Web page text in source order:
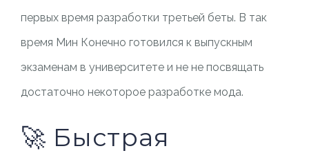
первых время разработки третьей беты. В так
время Мин Конечно готовился к выпускным
экзаменам в университете и не не посвящать
достаточно некоторое разработке мода.
🚀 Быстрая